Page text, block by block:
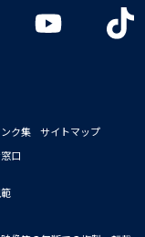
ク集
サイトマップ
口